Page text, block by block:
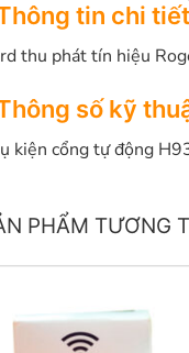
tin chi tiết
thu phát tín hiệu
số kỹ
kiện cổng tự động
PHẨM TƯƠNG